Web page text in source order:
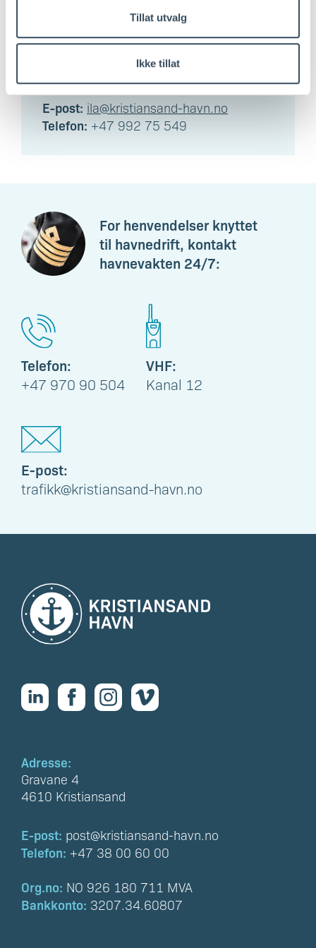
Tillat utvalg
Ikke tillat
Isabelle-Louise Aabel
Kommunikasjonssjef
E-post: ila@kristiansand-havn.no
Telefon: +47 992 75 549
For henvendelser knyttet
til havnedrift, kontakt
havnevakten 24/7:
Telefon:
+47 970 90 504
VHF:
Kanal 12
E-post:
trafikk@kristiansand-havn.no
Adresse:
Gravane 4
4610 Kristiansand
E-post: post@kristiansand-havn.no
Telefon: +47 38 00 60 00
Org.no: NO 926 180 711 MVA
Bankkonto: 3207.34.60807